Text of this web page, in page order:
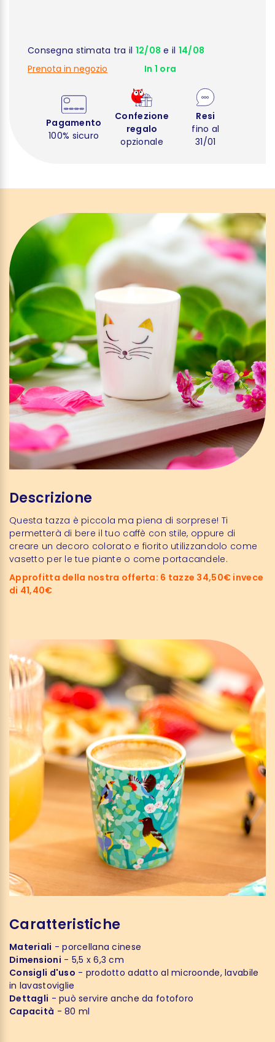
Consegna stimata tra il 12/08 e il 14/08
Prenota in negozio
In 1 ora
Pagamento
100% sicuro
Confezione
regalo
opzionale
Resi
fino al
31/01
Descrizione
Questa tazza è piccola ma piena di sorprese! Ti
permetterà di bere il tuo caffè con stile, oppure di
creare un decoro colorato e fiorito utilizzandolo come
vasetto per le tue piante o come portacandele.
Approfitta della nostra offerta: 6 tazze 34,50€ invece
di 41,40€
Caratteristiche
Materiali - porcellana cinese
Dimensioni - 5,5 x 6,3 cm
Consigli d'uso - prodotto adatto al microonde, lavabile
in lavastoviglie
Dettagli - può servire anche da fotoforo
Capacità - 80 ml